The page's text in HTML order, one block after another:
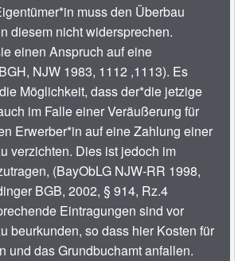
muss den Überbau
diesem nicht widersprechen.
einen Anspruch auf eine
NJW 1983, 1112 ,1113). Es
Möglichkeit, dass der*die jetzige
im Falle einer Veräußerung für
Erwerber*in auf eine Zahlung einer
verzichten. Dies ist jedoch im
(BayObLG NJW-RR 1998,
BGB, 2002, § 914, Rz.4
Eintragungen sind vor
beurkunden, so dass hier Kosten für
und das Grundbuchamt anfallen.